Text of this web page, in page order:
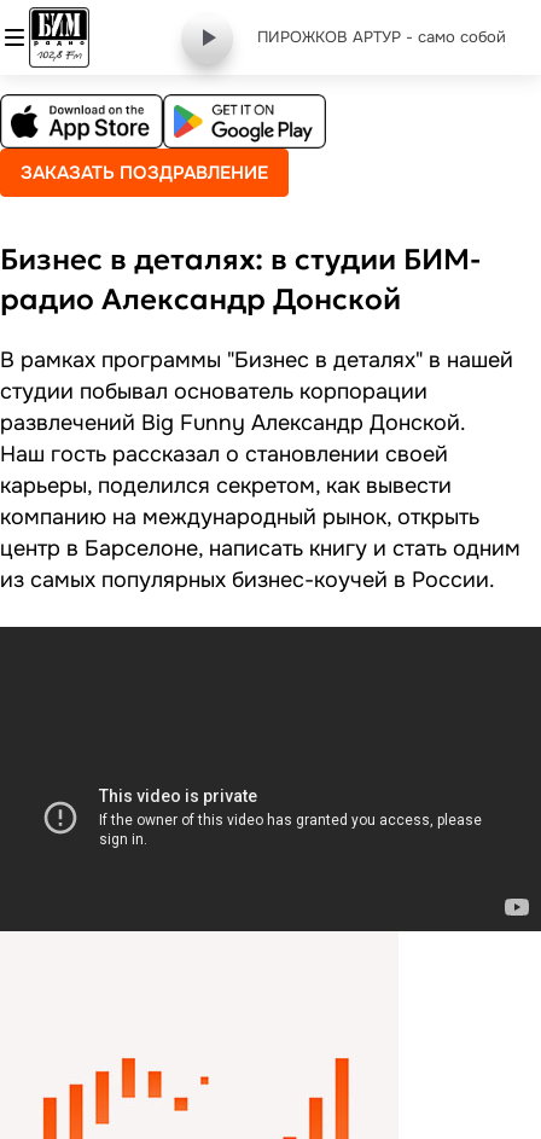
ПИРОЖКОВ АРТУР - cамо cобой
ЗАКАЗАТЬ ПОЗДРАВЛЕНИЕ
Бизнес в деталях: в студии БИМ-
радио Александр Донской
В рамках программы "Бизнес в деталях" в нашей
студии побывал основатель корпорации
развлечений Big Funny Александр Донской.
Наш гость рассказал о становлении своей
карьеры, поделился секретом, как вывести
компанию на международный рынок, открыть
центр в Барселоне, написать книгу и стать одним
из самых популярных бизнес-коучей в России.